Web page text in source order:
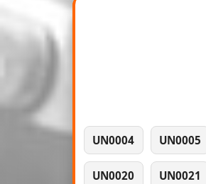
UN0004 UN0005
UN0020 UN0021